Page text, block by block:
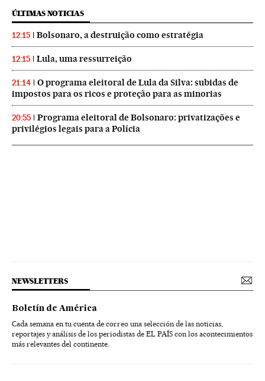
ÚLTIMAS NOTICIAS
12:15 Bolsonaro, a destruição como estratégia
12:15 Lula, uma ressurreição
21:14
O programa eleitoral de Lula da Silva: subidas de
impostos para os ricos e proteção para as minorias
20:55
Programa eleitoral de Bolsonaro: privatizações e
privilégios legais para a Polícia
NEWSLETTERS
Boletín de América
Cada semana en tu cuenta de correo una selección de las noticias,
reportajes y análisis de los periodistas de EL PAÍS con los acontecimientos
más relevantes del continente.